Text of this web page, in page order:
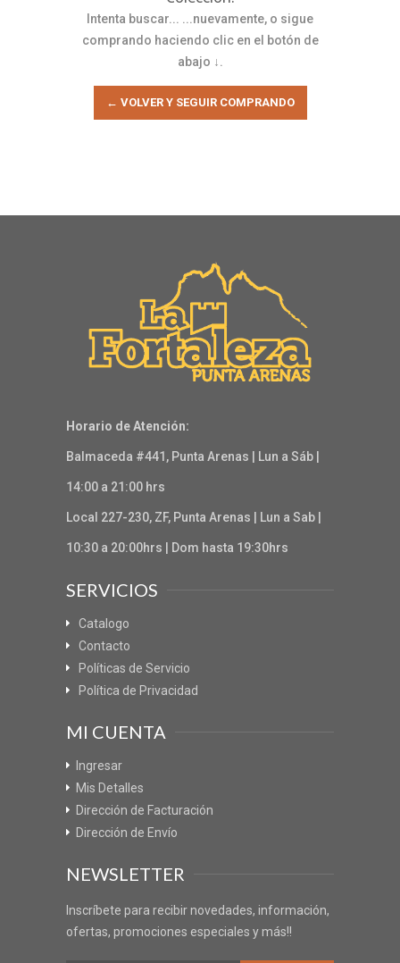
Intenta buscar... ...nuevamente, o sigue
comprando haciendo clic en el botón de
abajo ↓.
← VOLVER Y SEGUIR COMPRANDO
Horario de Atención:
Balmaceda #441, Punta Arenas | Lun a Sáb |
14:00 a 21:00 hrs
Local 227-230, ZF, Punta Arenas | Lun a Sab |
10:30 a 20:00hrs | Dom hasta 19:30hrs
SERVICIOS
Catalogo
Contacto
Políticas de Servicio
Política de Privacidad
MI CUENTA
Ingresar
Mis Detalles
Dirección de Facturación
Dirección de Envío
NEWSLETTER
Inscríbete para recibir novedades, información,
ofertas, promociones especiales y más!!